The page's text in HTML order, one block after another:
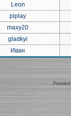
Leon
piplay
maxy20
gladkyi
Иван